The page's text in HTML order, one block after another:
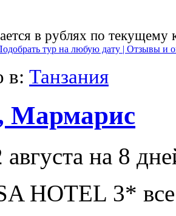
в рублях по текущему
тур на любую дату | Отзывы и
в: Танзания
Мармарис
на 8
HOTEL 3*